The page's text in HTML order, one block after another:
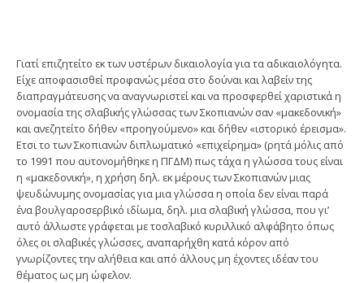
Γιατί επιζητείτο εκ των υστέρων δικαιολογία για τα αδικαιολόγητα.
Είχε αποφασισθεί προφανώς μέσα στο δούναι και λαβείν της
διαπραγμάτευσης να αναγνωριστεί και να προσφερθεί χαριστικά η
ονομασία της σλαβικής γλώσσας των Σκοπιανών σαν «μακεδονική»
και ανεζητείτο δήθεν «προηγούμενο» και δήθεν «ιστορικό έρεισμα».
Ετσι το των Σκοπιανών διπλωματικό «επιχείρημα» (ρητά μόλις από
το 1991 που αυτονομήθηκε η ΠΓΔΜ) πως τάχα η γλώσσα τους είναι
η «μακεδονική», η χρήση δηλ. εκ μέρους των Σκοπιανών μιας
ψευδώνυμης ονομασίας για μια γλώσσα η οποία δεν είναι παρά
ένα βουλγαροσερβικό ιδίωμα, δηλ. μια σλαβική γλώσσα, που γι’
αυτό άλλωστε γράφεται με τοσλαβικό κυριλλικό αλφάβητο όπως
όλες οι σλαβικές γλώσσες, αναπαρήχθη κατά κόρον από
γνωρίζοντες την αλήθεια και από άλλους μη έχοντες ιδέαν του
θέματος ως μη ώφελον.